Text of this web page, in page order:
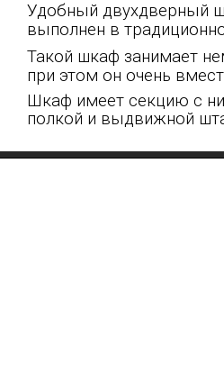
Удобный двухдверный
выполнен в
Такой шкаф занимает
при этом он очень
Шкаф имеет секцию с
полкой и выдвижной